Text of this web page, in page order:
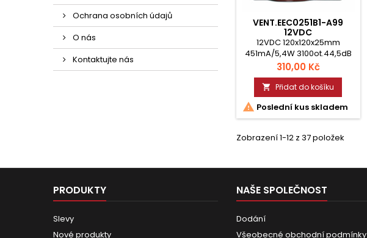
Ochrana osobních údajů
O nás
Kontaktujte nás
VENT.EEC0251B1-A99
12VDC
12VDC 120x120x25mm
451mA/5,4W 3100ot.44,5dB
Kuličkové ložisko
Cena
310,00 Kč
 Přidat do košíku
 Poslední kus skladem
Zobrazení 1-12 z 37 položek
PRODUKTY
Slevy
Nové produkty
NAŠE SPOLEČNOST
Dodání
Všeobecné obchodní podmínky